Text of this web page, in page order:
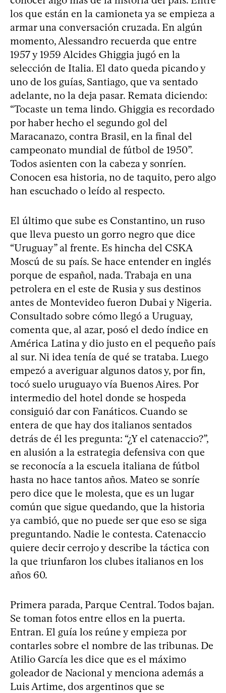
los que están en la camioneta ya se empieza a
armar una conversación cruzada. En algún
momento, Alessandro recuerda que entre
1957 y 1959 Alcides Ghiggia jugó en la
selección de Italia. El dato queda picando y
uno de los guías, Santiago, que va sentado
adelante, no la deja pasar. Remata diciendo:
“Tocaste un tema lindo. Ghiggia es recordado
por haber hecho el segundo gol del
Maracanazo, contra Brasil, en la final del
campeonato mundial de fútbol de 1950”.
Todos asienten con la cabeza y sonríen.
Conocen esa historia, no de taquito, pero algo
han escuchado o leído al respecto.
El último que sube es Constantino, un ruso
que lleva puesto un gorro negro que dice
“Uruguay” al frente. Es hincha del CSKA
Moscú de su país. Se hace entender en inglés
porque de español, nada. Trabaja en una
petrolera en el este de Rusia y sus destinos
antes de Montevideo fueron Dubai y Nigeria.
Consultado sobre cómo llegó a Uruguay,
comenta que, al azar, posó el dedo índice en
América Latina y dio justo en el pequeño país
al sur. Ni idea tenía de qué se trataba. Luego
empezó a averiguar algunos datos y, por fin,
tocó suelo uruguayo vía Buenos Aires. Por
intermedio del hotel donde se hospeda
consiguió dar con Fanáticos. Cuando se
entera de que hay dos italianos sentados
detrás de él les pregunta: “¿Y el catenaccio?”,
en alusión a la estrategia defensiva con que
se reconocía a la escuela italiana de fútbol
hasta no hace tantos años. Mateo se sonríe
pero dice que le molesta, que es un lugar
común que sigue quedando, que la historia
ya cambió, que no puede ser que eso se siga
preguntando. Nadie le contesta. Catenaccio
quiere decir cerrojo y describe la táctica con
la que triunfaron los clubes italianos en los
años 60.
Primera parada, Parque Central. Todos bajan.
Se toman fotos entre ellos en la puerta.
Entran. El guía los reúne y empieza por
contarles sobre el nombre de las tribunas. De
Atilio García les dice que es el máximo
goleador de Nacional y menciona además a
Luis Artime, dos argentinos que se